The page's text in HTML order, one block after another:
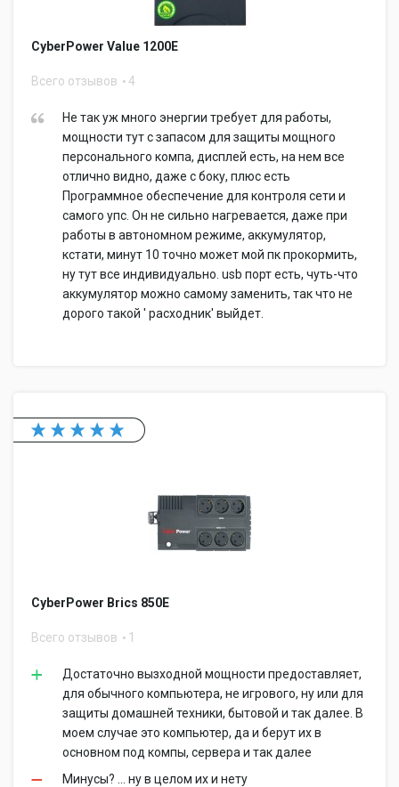
CyberPower Value 1200E
Всего отзывов 4
Не так уж много энергии требует для работы,
мощности тут с запасом для защиты мощного
персонального компа, дисплей есть, на нем все
отлично видно, даже с боку, плюс есть
Программное обеспечение для контроля сети и
самого упс. Он не сильно нагревается, даже при
работы в автономном режиме, аккумулятор,
кстати, минут 10 точно может мой пк прокормить,
ну тут все индивидуально. usb порт есть, чуть-что
аккумулятор можно самому заменить, так что не
дорого такой ' расходник' выйдет.
CyberPower Brics 850E
Всего отзывов 1
Достаточно вызходной мощности предоставляет,
для обычного компьютера, не игрового, ну или для
защиты домашней техники, бытовой и так далее. В
моем случае это компьютер, да и берут их в
основном под компы, сервера и так далее
Минусы? ... ну в целом их и нету